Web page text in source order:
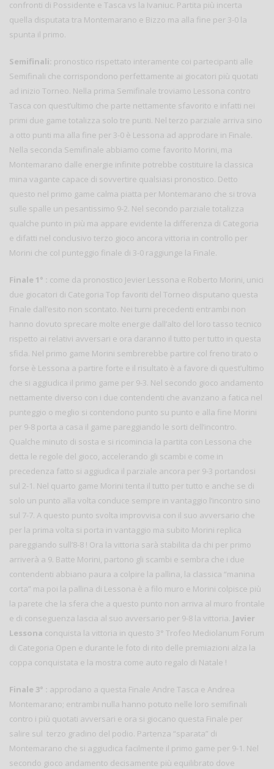
confronti di Possidente e Tasca vs la Ivaniuc. Partita più incerta
quella disputata tra Montemarano e Bizzo ma alla fine per 3-0 la
spunta il primo.
Semifinali: pronostico rispettato interamente coi partecipanti alle
Semifinali che corrispondono perfettamente ai giocatori più quotati
ad inizio Torneo. Nella prima Semifinale troviamo Lessona contro
Tasca con quest’ultimo che parte nettamente sfavorito e infatti nei
primi due game totalizza solo tre punti. Nel terzo parziale arriva sino
a otto punti ma alla fine per 3-0 è Lessona ad approdare in Finale.
Nella seconda Semifinale abbiamo come favorito Morini, ma
Montemarano dalle energie infinite potrebbe costituire la classica
mina vagante capace di sovvertire qualsiasi pronostico. Detto
questo nel primo game calma piatta per Montemarano che si trova
sulle spalle un pesantissimo 9-2. Nel secondo parziale totalizza
qualche punto in più ma appare evidente la differenza di Categoria
e difatti nel conclusivo terzo gioco ancora vittoria in controllo per
Morini che col punteggio finale di 3-0 raggiunge la Finale.
Finale 1° : come da pronostico Jevier Lessona e Roberto Morini, unici
due giocatori di Categoria Top favoriti del Torneo disputano questa
Finale dall’esito non scontato. Nei turni precedenti entrambi non
hanno dovuto sprecare molte energie dall’alto del loro tasso tecnico
rispetto ai relativi avversari e ora daranno il tutto per tutto in questa
sfida. Nel primo game Morini sembrerebbe partire col freno tirato o
forse è Lessona a partire forte e il risultato è a favore di quest’ultimo
che si aggiudica il primo game per 9-3. Nel secondo gioco andamento
nettamente diverso con i due contendenti che avanzano a fatica nel
punteggio o meglio si contendono punto su punto e alla fine Morini
per 9-8 porta a casa il game pareggiando le sorti dell’incontro.
Qualche minuto di sosta e si ricomincia la partita con Lessona che
detta le regole del gioco, accelerando gli scambi e come in
precedenza fatto si aggiudica il parziale ancora per 9-3 portandosi
sul 2-1. Nel quarto game Morini tenta il tutto per tutto e anche se di
solo un punto alla volta conduce sempre in vantaggio l’incontro sino
sul 7-7. A questo punto svolta improvvisa con il suo avversario che
per la prima volta si porta in vantaggio ma subito Morini replica
pareggiando sull’8-8 ! Ora la vittoria sarà stabilita da chi per primo
arriverà a 9. Batte Morini, partono gli scambi e sembra che i due
contendenti abbiano paura a colpire la pallina, la classica “manina
corta” ma poi la pallina di Lessona è a filo muro e Morini colpisce più
la parete che la sfera che a questo punto non arriva al muro frontale
e di conseguenza lascia al suo avversario per 9-8 la vittoria. Javier
Lessona conquista la vittoria in questo 3° Trofeo Mediolanum Forum
di Categoria Open e durante le foto di rito delle premiazioni alza la
coppa conquistata e la mostra come auto regalo di Natale !
Finale 3° : approdano a questa Finale Andre Tasca e Andrea
Montemarano; entrambi nulla hanno potuto nelle loro semifinali
contro i più quotati avversari e ora si giocano questa Finale per
salire sul terzo gradino del podio. Partenza “sparata” di
Montemarano che si aggiudica facilmente il primo game per 9-1. Nel
secondo gioco andamento decisamente più equilibrato dove